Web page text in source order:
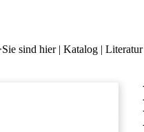
Sie sind hier| Katalog | Literatur